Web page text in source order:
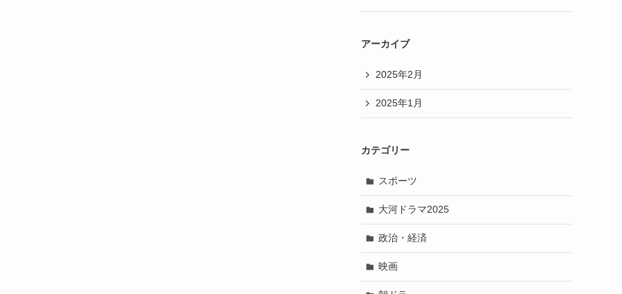
アーカイブ
2025年2月
2025年1月
カテゴリー
スポーツ
大河ドラマ2025
政治・経済
映画